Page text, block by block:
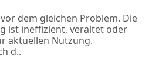
dem gleichen Problem. Die
ist ineffizient, veraltet oder
aktuellen Nutzung.
d..